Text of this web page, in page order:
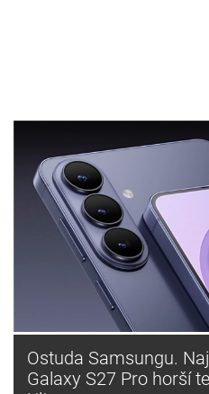
Ostuda Samsungu.
Galaxy S27 Pro horší